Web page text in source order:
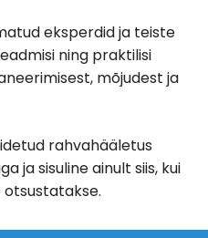
eksperdid ja teiste
ning praktilisi
mõjudest ja
rahvahääletus
ja sisuline ainult siis, kui
otsustatakse.